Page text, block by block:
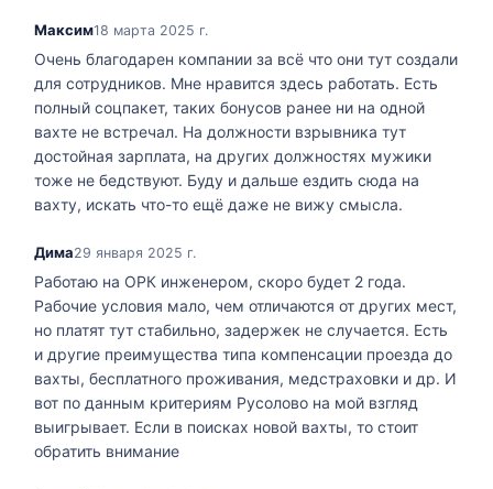
Максим18 марта 2025 г.
Очень благодарен компании за всё что они тут создали
для сотрудников. Мне нравится здесь работать. Есть
полный соцпакет, таких бонусов ранее ни на одной
вахте не встречал. На должности взрывника тут
достойная зарплата, на других должностях мужики
тоже не бедствуют. Буду и дальше ездить сюда на
вахту, искать что-то ещё даже не вижу смысла.
Дима29 января 2025 г.
Работаю на ОРК инженером, скоро будет 2 года.
Рабочие условия мало, чем отличаются от других мест,
но платят тут стабильно, задержек не случается. Есть
и другие преимущества типа компенсации проезда до
вахты, бесплатного проживания, медстраховки и др. И
вот по данным критериям Русолово на мой взгляд
выигрывает. Если в поисках новой вахты, то стоит
обратить внимание